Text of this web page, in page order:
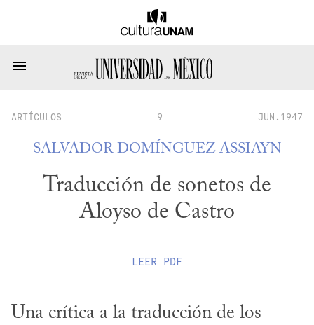
ARTÍCULOS 9 JUN.1947
SALVADOR DOMÍNGUEZ ASSIAYN
Traducción de sonetos de
Aloyso de Castro
LEER PDF
Una crítica a la traducción de los